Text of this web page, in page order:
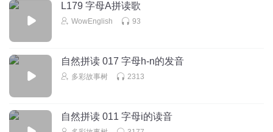
L179 字母A拼读歌
WowEnglish 93
自然拼读 017 字母h-n的发音
多彩故事树 2313
自然拼读 011 字母i的读音